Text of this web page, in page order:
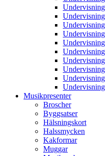
Musikpresenter
Broscher
Byggsatser
Hälsningskort
Halssmycken
Kakformar
Muggar